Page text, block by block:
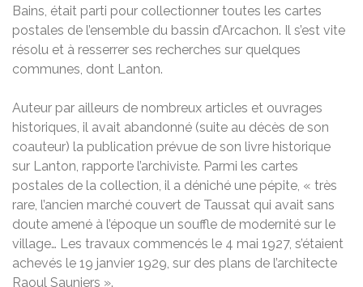
Bains, était parti pour collectionner toutes les cartes
postales de l’ensemble du bassin d’Arcachon. Il s’est vite
résolu et à resserrer ses recherches sur quelques
communes, dont Lanton.
Auteur par ailleurs de nombreux articles et ouvrages
historiques, il avait abandonné (suite au décès de son
coauteur) la publication prévue de son livre historique
sur Lanton, rapporte l’archiviste. Parmi les cartes
postales de la collection, il a déniché une pépite, « très
rare, l’ancien marché couvert de Taussat qui avait sans
doute amené à l’époque un souffle de modernité sur le
village… Les travaux commencés le 4 mai 1927, s’étaient
achevés le 19 janvier 1929, sur des plans de l’architecte
Raoul Sauniers ».